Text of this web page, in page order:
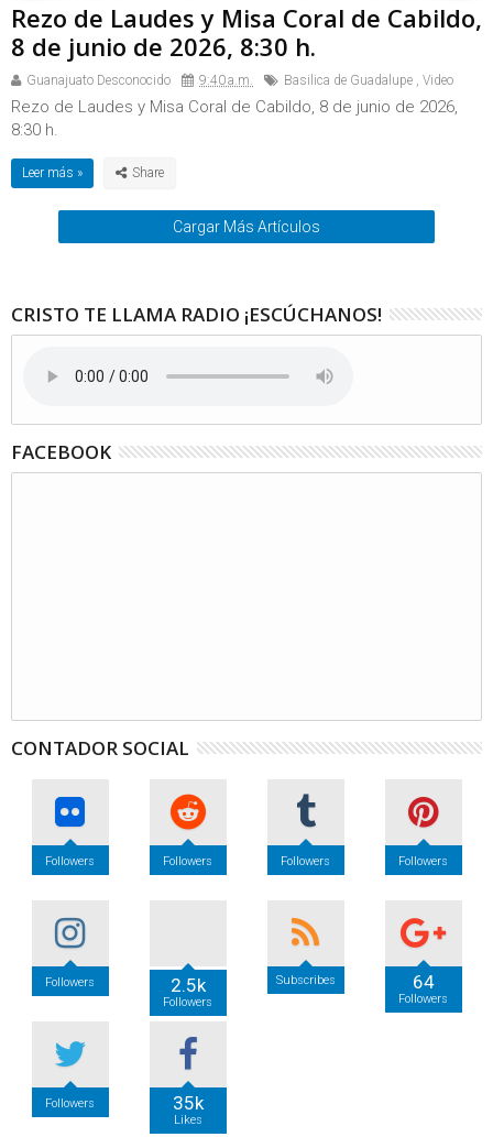
Rezo de Laudes y Misa Coral de Cabildo,
8 de junio de 2026, 8:30 h.
Guanajuato Desconocido 9:40 a.m. Basilica de Guadalupe , Video
Rezo de Laudes y Misa Coral de Cabildo, 8 de junio de 2026,
8:30 h.
Leer más »
Cargar Más Artículos
CRISTO TE LLAMA RADIO ¡ESCÚCHANOS!
FACEBOOK
CONTADOR SOCIAL
Followers Followers Followers Followers
Followers 2.5k
Followers
Subscribes 64
Followers
Followers 35k
Likes